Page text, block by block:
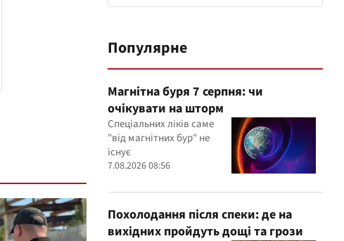
Популярне
Магнітна буря 7 серпня: чи
очікувати на шторм
Спеціальних ліків саме
"від магнітних бур" не
існує
7.08.2026 08:56
Похолодання після спеки: де на
вихідних пройдуть дощі та грози